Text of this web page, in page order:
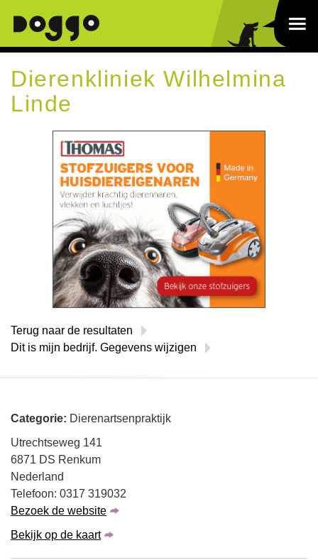
Dierenkliniek Wilhelmina
Linde
Terug naar de resultaten
Dit is mijn bedrijf. Gegevens wijzigen
Categorie: Dierenartsenpraktijk
Utrechtseweg 141
6871 DS Renkum
Nederland
Telefoon: 0317 319032
Bezoek de website
Bekijk op de kaart